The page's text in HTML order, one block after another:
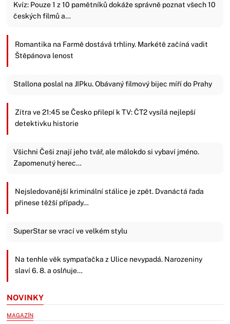
Kvíz: Pouze 1 z 10 pamětníků dokáže správně poznat všech 10
českých filmů a…
Romantika na Farmě dostává trhliny. Markétě začíná vadit
Štěpánova lenost
Stallona poslal na JIPku. Obávaný filmový bijec míří do Prahy
Zítra ve 21:45 se Česko přilepí k TV: ČT2 vysílá nejlepší
detektivku historie
Všichni Češi znají jeho tvář, ale málokdo si vybaví jméno.
Zapomenutý herec…
Nejsledovanější kriminální stálice je zpět. Dvanáctá řada
přinese těžší případy…
SuperStar se vrací ve velkém stylu
Na tenhle věk sympaťačka z Ulice nevypadá. Narozeniny
slaví 6. 8. a oslňuje…
NOVINKY
MAGAZÍN